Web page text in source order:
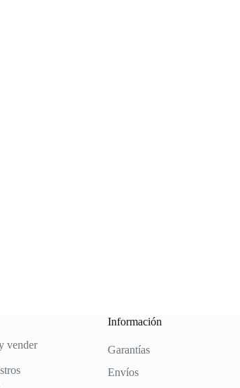
vender
Información
Garantías
Envíos